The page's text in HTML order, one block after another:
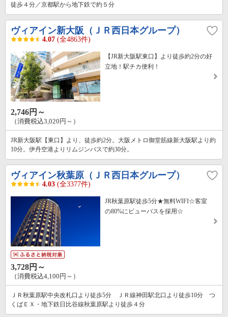
徒歩４分／京都駅から地下鉄で約５分
ヴィアイン新大阪（ＪＲ西日本グループ）
4.07 (全4863件)
【JR新大阪駅東口】より徒歩約2分の好
立地！駅チカ便利！
2,746円～
（消費税込3,020円～）
JR新大阪駅【東口】より、徒歩約2分。大阪メトロ御堂筋線新大阪駅より約
10分。伊丹空港よりリムジンバスで約30分。
ヴィアイン秋葉原（ＪＲ西日本グループ）
4.03 (全3377件)
JR秋葉原駅徒歩5分★無料WIFI☆客室
の80%にビューバスを採用☆
3,728円～
（消費税込4,100円～）
ＪＲ秋葉原駅中央改札口より徒歩5分 ＪＲ線神田駅北口より徒歩10分 つ
くばＥＸ・地下鉄日比谷線秋葉原駅より徒歩４分